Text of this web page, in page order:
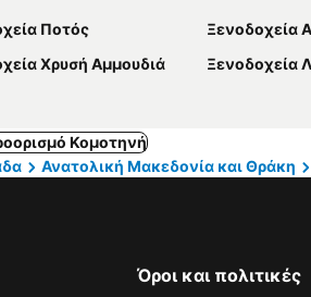
Ποτός Ξενοδοχεία
Χρυσή Αμμουδιά Ξενοδοχεία
Κομοτηνή
Ανατολική Μακεδονία και Θράκη
Όροι και πολιτικές